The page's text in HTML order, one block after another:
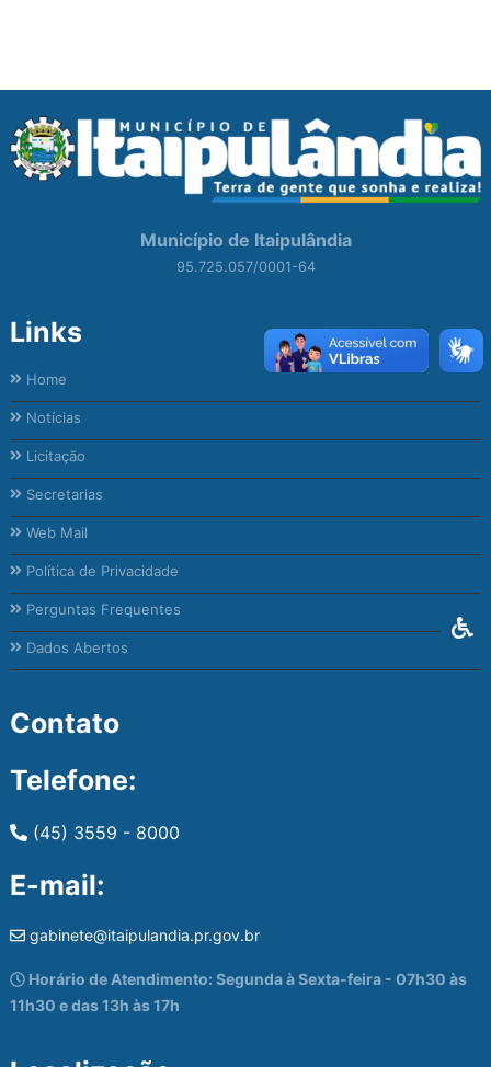
Município de Itaipulândia
95.725.057/0001-64
Links
Home
Notícias
Licitação
Secretarias
Web Mail
Política de Privacidade
Perguntas Frequentes
Dados Abertos
Contato
Telefone:
(45) 3559 - 8000
E-mail:
gabinete@itaipulandia.pr.gov.br
Horário de Atendimento: Segunda à Sexta-feira - 07h30 às
11h30 e das 13h às 17h